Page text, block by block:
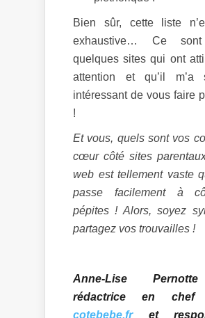
Bien sûr, cette liste
exhaustive… Ce
quelques sites qui ont
attention et qu’il m’a
intéressant de vous faire
!
Et vous, quels sont vos
cœur côté sites
web est tellement vaste
passe facilement à
pépites ! Alors, soyez
partagez vos trouvailles !
Anne-Lise
rédactrice en
cotebebe.fr et